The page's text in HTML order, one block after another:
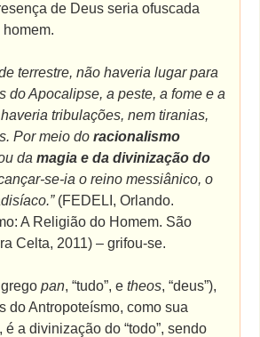
de Deus seria ofuscada
terrestre, não haveria lugar para
do Apocalipse, a peste, a fome e a
tribulações, nem tiranias,
Por meio doracionalismo
damagia e da divinização do
se-ia o reino messiânico, o
(FEDELI, Orlando.
A Religião do Homem. São
Celta, 2011) – grifou-se.
gregopan, “tudo”, etheos, “deus”),
do Antropoteísmo, como sua
a divinização do “todo”, sendo